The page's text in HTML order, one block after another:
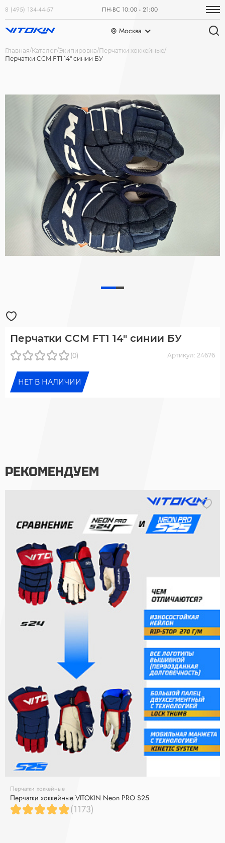
8 (495) 134-44-57 ПН-ВС 10:00 - 21:00
Москва
Главная Каталог Экипировка Перчатки хоккейные
Перчатки CCM FT1 14" синии БУ
Перчатки CCM FT1 14" синии БУ
(0) Артикул: 24676
НЕТ В НАЛИЧИИ
РЕКОМЕНДУЕМ
Перчатки хоккейные
Перчатки хоккейные VITOKIN Neon PRO S25
(1173)